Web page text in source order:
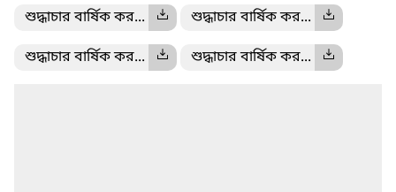
শুদ্ধাচার বার্ষিক কর... শুদ্ধাচার বার্ষিক কর...
শুদ্ধাচার বার্ষিক কর... শুদ্ধাচার বার্ষিক কর...